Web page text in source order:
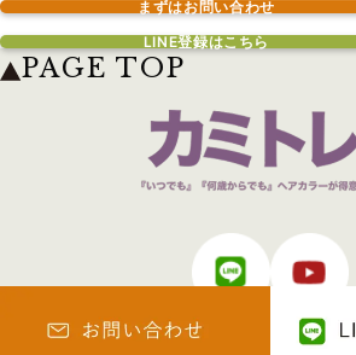
まずはお問い合わせ
LINE登録はこちら
PAGE TOP
© 2025 カミトレ！！